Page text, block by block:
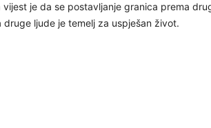
vijest je da se postavljanje granica prema
druge ljude je temelj za uspješan život.